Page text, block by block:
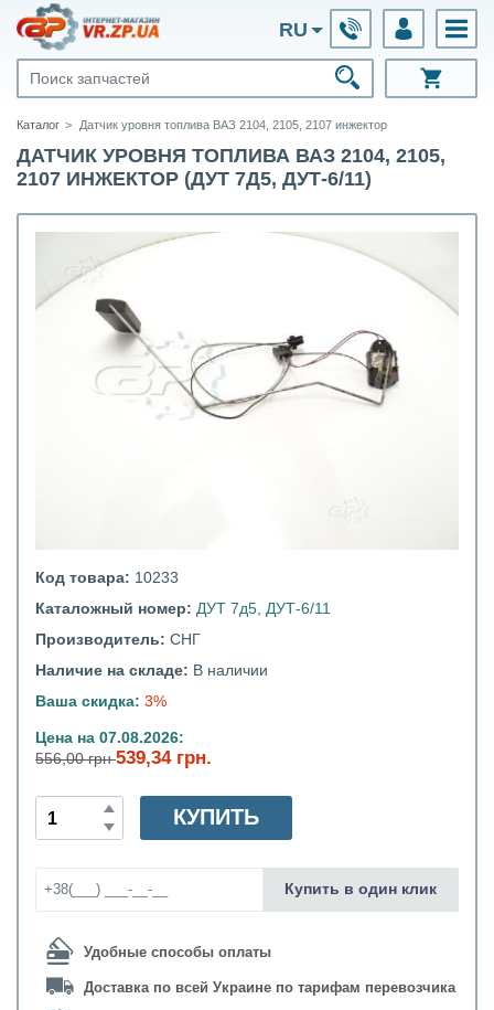
RU
Каталог Датчик уровня топлива ВАЗ 2104, 2105, 2107 инжектор
ДАТЧИК УРОВНЯ ТОПЛИВА ВАЗ 2104, 2105,
2107 ИНЖЕКТОР (ДУТ 7Д5, ДУТ-6/11)
Код товара: 10233
Каталожный номер: ДУТ 7д5, ДУТ-6/11
Производитель: СНГ
Наличие на складе: В наличии
Ваша скидка: 3%
Цена на 07.08.2026:
556,00 грн539,34 грн.
Удобные способы оплаты
Доставка по всей Украине по тарифам перевозчика
КУПИТЬ
Купить в один клик